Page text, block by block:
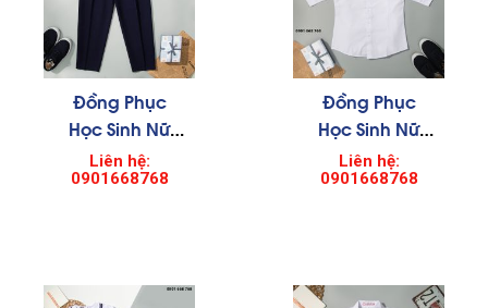
Đồng Phục
Học Sinh Nữ
003
Liên hệ:
0901668768
Đồng Phục
Học Sinh Nữ
0003
Liên hệ:
0901668768